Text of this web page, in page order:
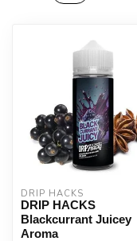
DRIP HACKS
DRIP HACKS
Blackcurrant Juicey
Aroma